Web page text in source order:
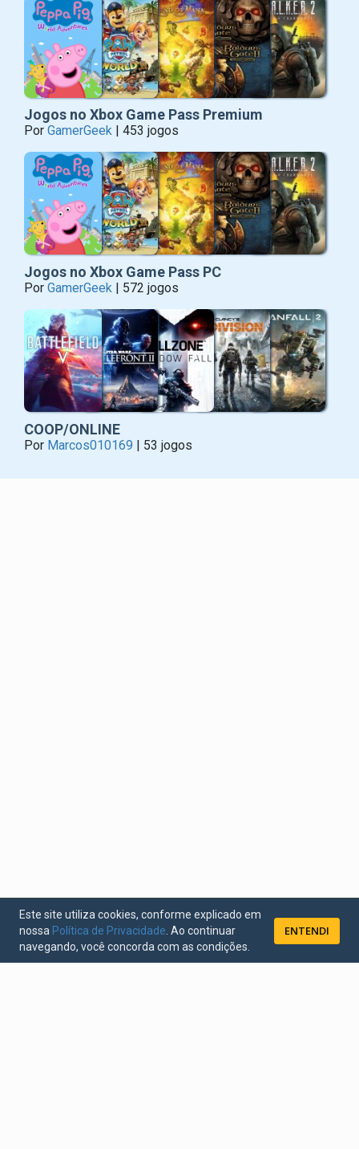
Jogos no Xbox Game Pass Premium
Por GamerGeek | 453 jogos
Jogos no Xbox Game Pass PC
Por GamerGeek | 572 jogos
COOP/ONLINE
Por Marcos010169 | 53 jogos
Este site utiliza cookies, conforme explicado em
nossa Política de Privacidade . Ao continuar
navegando, você concorda com as condições.
ENTENDI